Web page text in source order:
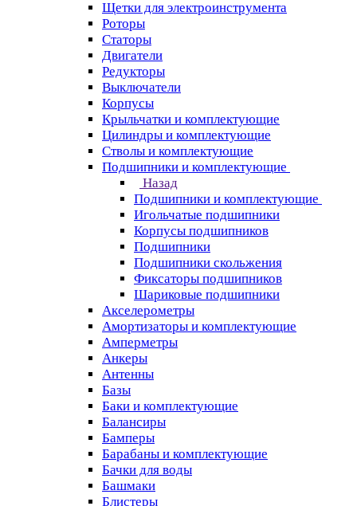
Щетки для электроинструмента
Роторы
Статоры
Двигатели
Редукторы
Выключатели
Корпусы
Крыльчатки и комплектующие
Цилиндры и комплектующие
Стволы и комплектующие
Подшипники и комплектующие
Назад
Подшипники и комплектующие
Игольчатые подшипники
Корпусы подшипников
Подшипники
Подшипники скольжения
Фиксаторы подшипников
Шариковые подшипники
Акселерометры
Амортизаторы и комплектующие
Амперметры
Анкеры
Антенны
Базы
Баки и комплектующие
Балансиры
Бамперы
Барабаны и комплектующие
Бачки для воды
Башмаки
Блистеры